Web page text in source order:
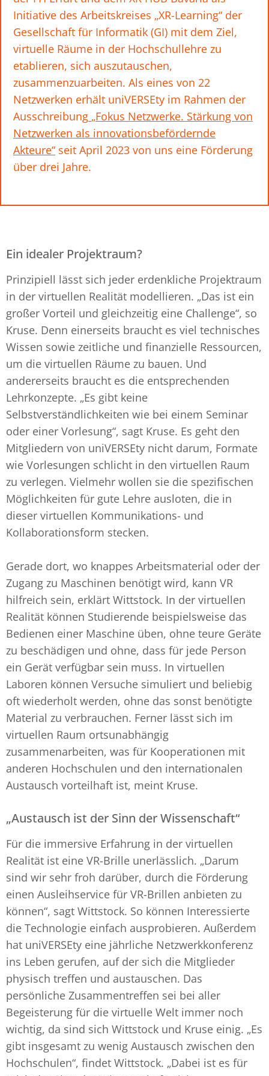
Initiative des Arbeitskreises „XR-Learning“ der
Gesellschaft für Informatik (GI) mit dem Ziel,
virtuelle Räume in der Hochschullehre zu
etablieren, sich auszutauschen,
zusammenzuarbeiten. Als eines von 22
Netzwerken erhält uniVERSEty im Rahmen der
Ausschreibung „Fokus Netzwerke. Stärkung von
Netzwerken als innovationsbefördernde
Akteure“ seit April 2023 von uns eine Förderung
über drei Jahre.
Ein idealer Projektraum?
Prinzipiell lässt sich jeder erdenkliche Projektraum
in der virtuellen Realität modellieren. „Das ist ein
großer Vorteil und gleichzeitig eine Challenge“, so
Kruse. Denn einerseits braucht es viel technisches
Wissen sowie zeitliche und finanzielle Ressourcen,
um die virtuellen Räume zu bauen. Und
andererseits braucht es die entsprechenden
Lehrkonzepte. „Es gibt keine
Selbstverständlichkeiten wie bei einem Seminar
oder einer Vorlesung“, sagt Kruse. Es geht den
Mitgliedern von uniVERSEty nicht darum, Formate
wie Vorlesungen schlicht in den virtuellen Raum
zu verlegen. Vielmehr wollen sie die spezifischen
Möglichkeiten für gute Lehre ausloten, die in
dieser virtuellen Kommunikations- und
Kollaborationsform stecken.
Gerade dort, wo knappes Arbeitsmaterial oder der
Zugang zu Maschinen benötigt wird, kann VR
hilfreich sein, erklärt Wittstock. In der virtuellen
Realität können Studierende beispielsweise das
Bedienen einer Maschine üben, ohne teure Geräte
zu beschädigen und ohne, dass für jede Person
ein Gerät verfügbar sein muss. In virtuellen
Laboren können Versuche simuliert und beliebig
oft wiederholt werden, ohne das sonst benötigte
Material zu verbrauchen. Ferner lässt sich im
virtuellen Raum ortsunabhängig
zusammenarbeiten, was für Kooperationen mit
anderen Hochschulen und den internationalen
Austausch vorteilhaft ist, meint Kruse.
„Austausch ist der Sinn der Wissenschaft“
Für die immersive Erfahrung in der virtuellen
Realität ist eine VR-Brille unerlässlich. „Darum
sind wir sehr froh darüber, durch die Förderung
einen Ausleihservice für VR-Brillen anbieten zu
können“, sagt Wittstock. So können Interessierte
die Technologie einfach ausprobieren. Außerdem
hat uniVERSEty eine jährliche Netzwerkkonferenz
ins Leben gerufen, auf der sich die Mitglieder
physisch treffen und austauschen. Das
persönliche Zusammentreffen sei bei aller
Begeisterung für die virtuelle Welt immer noch
wichtig, da sind sich Wittstock und Kruse einig. „Es
gibt insgesamt zu wenig Austausch zwischen den
Hochschulen“, findet Wittstock. „Dabei ist es für